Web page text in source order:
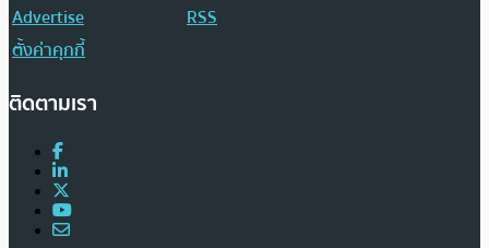
Advertise
RSS
ตั้งค่าคุกกี้
ติดตามเรา